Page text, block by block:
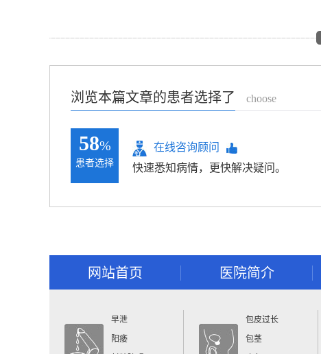
浏览本篇文章的患者选择了 choose
58%
患者选择
在线咨询顾问
快速悉知病情，更快解决疑问。
网站首页 医院简介
早泄
阳痿
包皮过长
包茎